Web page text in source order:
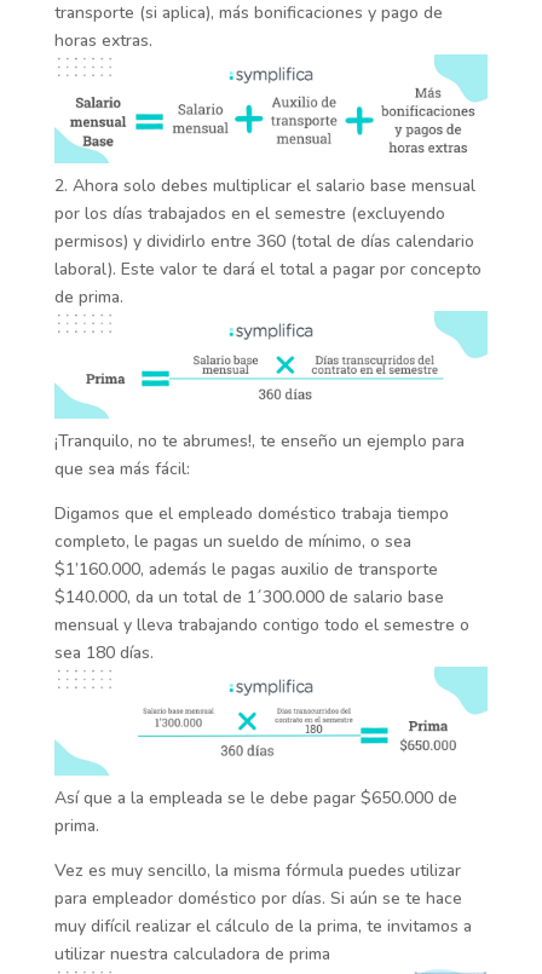
transporte (si aplica), más bonificaciones y pago de
horas extras.
2. Ahora solo debes multiplicar el salario base mensual
por los días trabajados en el semestre (excluyendo
permisos) y dividirlo entre 360 (total de días calendario
laboral). Este valor te dará el total a pagar por concepto
de prima.
¡Tranquilo, no te abrumes!, te enseño un ejemplo para
que sea más fácil:
Digamos que el empleado doméstico trabaja tiempo
completo, le pagas un sueldo de mínimo, o sea
$1’160.000, además le pagas auxilio de transporte
$140.000, da un total de 1´300.000 de salario base
mensual y lleva trabajando contigo todo el semestre o
sea 180 días.
Así que a la empleada se le debe pagar $650.000 de
prima.
Vez es muy sencillo, la misma fórmula puedes utilizar
para empleador doméstico por días. Si aún se te hace
muy difícil realizar el cálculo de la prima, te invitamos a
utilizar nuestra calculadora de prima